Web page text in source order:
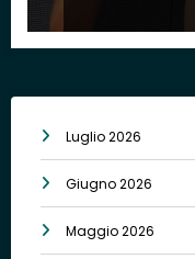
Luglio 2026
Giugno 2026
Maggio 2026